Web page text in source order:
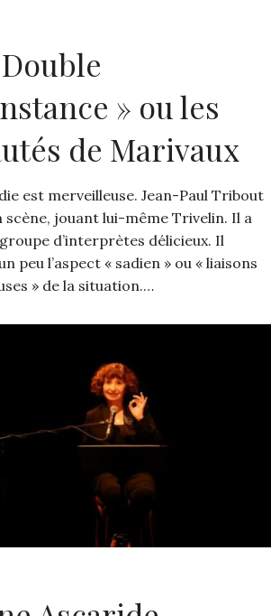
» ou les
de Marivaux
est merveilleuse. Jean-Paul Tribout
scène, jouant lui-même Trivelin. Il a
d’interprètes délicieux. Il
peu l’aspect « sadien » ou « liaisons
» de la situation.…